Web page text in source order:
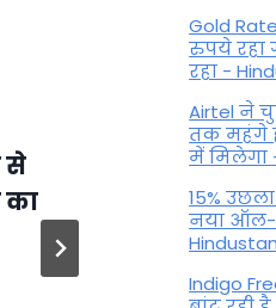
से
Karwa
पर
होगी
By July
Gold
रुपये रहा
रहा -
Airtel ने
तक महंगे
में मिलेगा
15%
नया ऑल-
Hindustan
Indigo